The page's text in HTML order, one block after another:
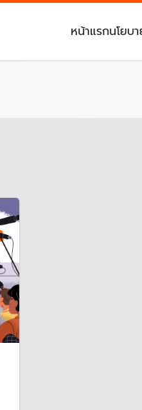
หน้าแรกนโยบ